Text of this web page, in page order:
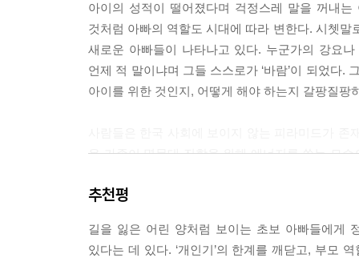
아이의 성적이 떨어졌다며 걱정스레 말을 꺼내
것처럼 아빠의 역할도 시대에 따라 변한다. 시쳇말
새로운 아빠들이 나타나고 있다. 누군가의 강요
언제 적 말이냐며 그들 스스로가 ‘바람’이 되었다
아이를 위한 것인지, 어떻게 해야 하는지 갈팡질팡
온 가족이 명문대 진학을 위해 에너지를 쏟는 모
고민해볼 필요가 있다. 이러한 측면에서 『바짓
구체적이고 실질적인 사례들을 통해 나만의 바짓
추천평
길을 잃은 어린 양처럼 보이는 초보 아빠들에게
있다는 데 있다. ‘개인기’의 한계를 깨닫고, 부모